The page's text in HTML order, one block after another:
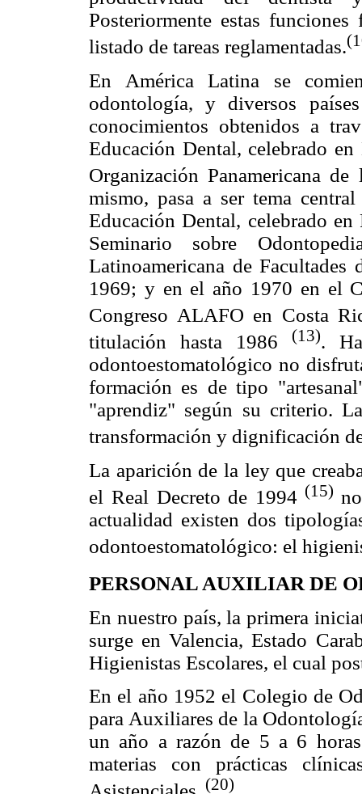
Posteriormente estas
listado de tareas reglamentadas.
En América Latina se
odontología, y diversos
conocimientos obtenidos a
Educación Dental, celebrado
Organización Panamericana
mismo, pasa a ser tema
Educación Dental, celebrado
Seminario sobre
Latinoamericana de
1969; y en el año 1970 en el
Congreso ALAFO en Costa
titulación hasta 1986
(13).
odontoestomatológico no
formación es de tipo
"aprendiz" según su criterio.
transformación y dignificación
La aparición de la ley que
el Real Decreto de 1994 (15)
actualidad existen dos
odontoestomatológico: el
PERSONAL AUXILIAR DE
En nuestro país, la primera
surge en Valencia, Estado
Higienistas Escolares, el cual
En el año 1952 el Colegio de
para Auxiliares de la
un año a razón de 5 a 6
materias con prácticas
(20)